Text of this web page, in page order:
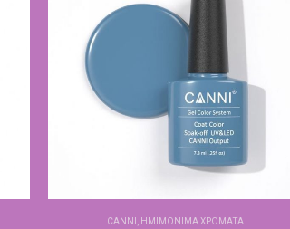
CANNI , ΗΜΙΜΌΝΙΜΑ ΧΡΏΜΑΤΑ